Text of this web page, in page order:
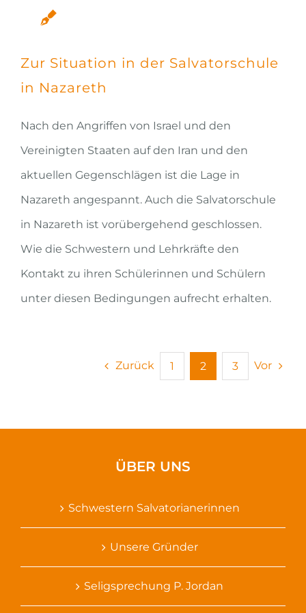
Zur Situation in der Salvatorschule
in Nazareth
Nach den Angriffen von Israel und den
Vereinigten Staaten auf den Iran und den
aktuellen Gegenschlägen ist die Lage in
Nazareth angespannt. Auch die Salvatorschule
in Nazareth ist vorübergehend geschlossen.
Wie die Schwestern und Lehrkräfte den
Kontakt zu ihren Schülerinnen und Schülern
unter diesen Bedingungen aufrecht erhalten.
Zurück 1 2 3 Vor
ÜBER UNS
Schwestern Salvatorianerinnen
Unsere Gründer
Seligsprechung P. Jordan